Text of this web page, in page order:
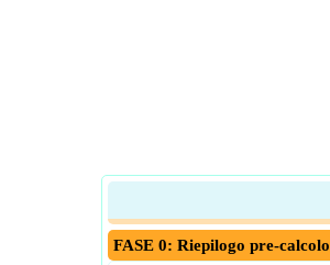
FASE 0: Riepilogo pre-calcolo